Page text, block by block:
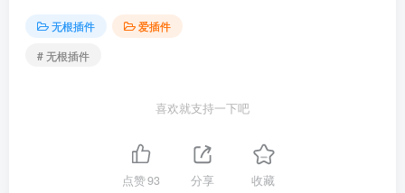
无根插件
爱插件
# 无根插件
喜欢就支持一下吧
点赞93 分享 收藏